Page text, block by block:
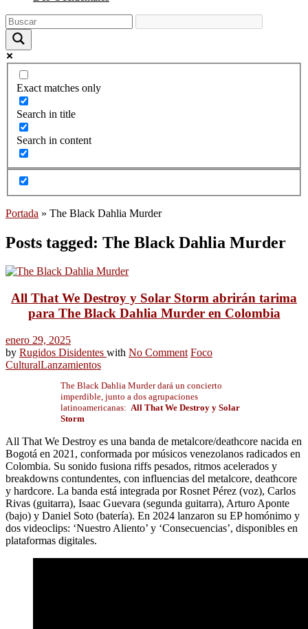
Exact matches only
Search in title
Search in content
Portada » The Black Dahlia Murder
Posts tagged: The Black Dahlia Murder
All That We Destroy y Solar Storm abrirán tarima
para The Black Dahlia Murder en Colombia
enero 29, 2025
by Rugidos Disidentes with No Comment Foco
CulturalLanzamientos
The Black Dahlia Murder dará un concierto
imperdible, junto a dos agrupaciones
latinoamericanas: All That We Destroy y Solar
Storm
All That We Destroy es una banda de metalcore/deathcore nacida en
Bogotá en 2021, conformada por músicos venezolanos radicados en
Colombia. Su sonido fusiona riffs pesados, ritmos acelerados y
breakdowns contundentes, con influencias del metalcore, deathcore
y hardcore. La banda está integrada por Rosnet Pérez (voz), Carlos
Rivas (guitarra), Isaac Guevara (segunda guitarra), Arturo Aponte
(bajo) y Daniel Soto (batería). En 2024 lanzaron su EP homónimo y
dos videoclips: ‘Nuestro Aliento’ y ‘Consecuencias’, disponibles en
plataformas digitales.